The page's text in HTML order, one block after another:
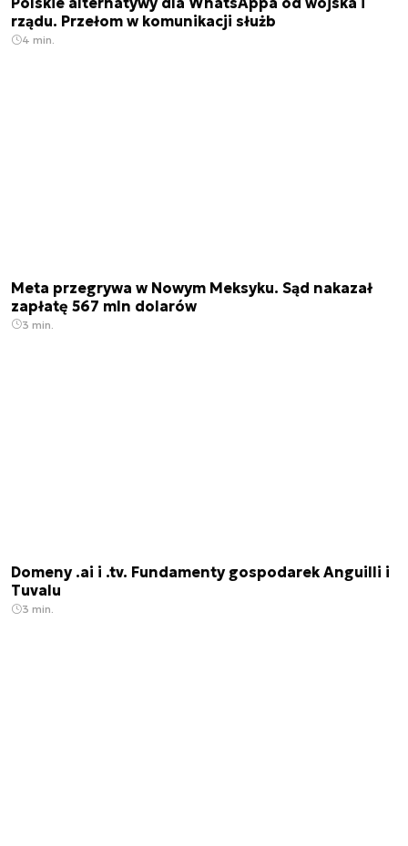
rządu. Przełom w komunikacji służb
4 min.
Meta przegrywa w Nowym Meksyku. Sąd nakazał
zapłatę 567 mln dolarów
3 min.
Domeny .ai i .tv. Fundamenty gospodarek Anguilli i
Tuvalu
3 min.